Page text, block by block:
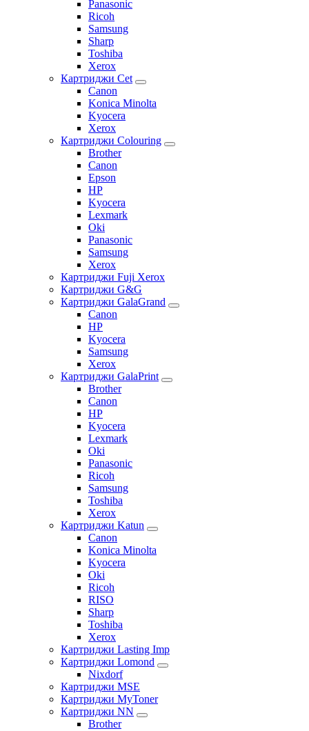
Panasonic
Ricoh
Samsung
Sharp
Toshiba
Xerox
Картриджи Cet
Canon
Konica Minolta
Kyocera
Xerox
Картриджи Colouring
Brother
Canon
Epson
HP
Kyocera
Lexmark
Oki
Panasonic
Samsung
Xerox
Картриджи Fuji Xerox
Картриджи G&G
Картриджи GalaGrand
Canon
HP
Kyocera
Samsung
Xerox
Картриджи GalaPrint
Brother
Canon
HP
Kyocera
Lexmark
Oki
Panasonic
Ricoh
Samsung
Toshiba
Xerox
Картриджи Katun
Canon
Konica Minolta
Kyocera
Oki
Ricoh
RISO
Sharp
Toshiba
Xerox
Картриджи Lasting Imp
Картриджи Lomond
Nixdorf
Картриджи MSE
Картриджи MyToner
Картриджи NN
Brother